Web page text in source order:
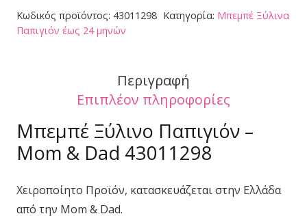
ποσότητα
Κωδικός προϊόντος: 43011298 Κατηγορία: Μπεμπέ Ξύλινα
Παπιγιόν έως 24 μηνών
Περιγραφή
Επιπλέον πληροφορίες
Μπεμπέ Ξύλινο Παπιγιόν –
Mom & Dad 43011298
Χειροποίητο Προϊόν, κατασκευάζεται στην Ελλάδα
από την Mom & Dad.